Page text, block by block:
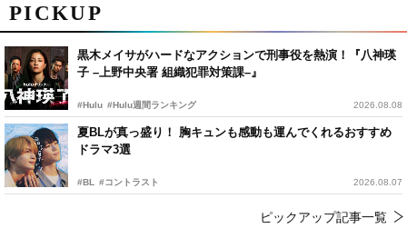
PICKUP
黒木メイサがハードなアクションで刑事役を熱演！『八神瑛
子 –上野中央署 組織犯罪対策課–』
#Hulu #Hulu週間ランキング 2026.08.08
夏BLが真っ盛り！ 胸キュンも感動も運んでくれるおすすめ
ドラマ3選
#BL #コントラスト 2026.08.07
ピックアップ記事一覧